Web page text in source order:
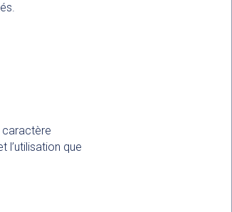
caractère
l’utilisation que